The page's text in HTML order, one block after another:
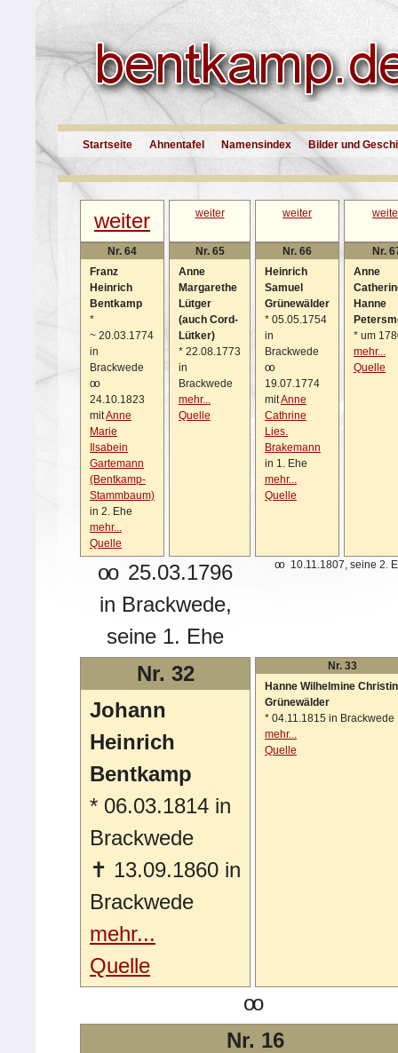
Startseite Ahnentafel Namensindex Bilder und
weiter weiter weiter
Nr. 64
Franz
Heinrich
Bentkamp
*
~ 20.03.1774
in
Brackwede
oo
24.10.1823
mitAnne
Marie
Ilsabein
Gartemann
(Bentkamp-
Stammbaum)
in 2. Ehe
mehr...
Quelle
Nr. 65
Anne
Margarethe
Lütger
(auch Cord-
Lütker)
* 22.08.1773
in
Brackwede
mehr...
Quelle
Nr. 66
Heinrich
Samuel
Grünewälder
* 05.05.1754
in
Brackwede
oo
19.07.1774
mitAnne
Cathrine
Lies.
Brakemann
in 1. Ehe
mehr...
Quelle
Nr.
Anne
Hanne
* um
mehr...
Quelle
oo 25.03.1796
in Brackwede,
seine 1. Ehe
oo 10.11.1807, seine 2.
Nr. 32
Johann
Heinrich
Bentkamp
* 06.03.1814 in
Brackwede
✝ 13.09.1860 in
Brackwede
mehr...
Quelle
Nr. 33
Hanne Wilhelmine
Grünewälder
* 04.11.1815 in Brackwede
mehr...
Quelle
oo
Nr. 16